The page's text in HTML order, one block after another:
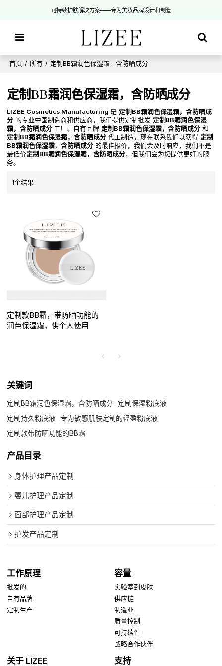
可持续护肤解决方案——专为美妆品牌设计和制造
首页 / 所有 / 定制BB霜润色保湿霜，含防晒成分
定制BB霜润色保湿霜，含防晒成分
LIZEE Cosmetics Manufacturing 是 定制BB霜润色保湿霜，含防晒成
分 的专业中国制造商和供应商，我们提供定制批发 定制BB霜润色保湿
霜，含防晒成分 工厂、自有品牌 定制BB霜润色保湿霜，含防晒成分 和
定制BB霜润色保湿霜，含防晒成分 代工制造，现在联系我们以获得 定制
BB霜润色保湿霜，含防晒成分 的最佳报价，我们会及时响应，我们不是
最低价定制BB霜润色保湿霜，含防晒成分，但我们会为您提供更好的服
务。
1个结果
定制款BB霜，带防晒功能的
润色保湿霜，供个人使用
关键词
定制BB霜润色保湿霜，含防晒成分
定制保湿粉底液
定制持久粉底液
专为敏感肌肤定制的轻盈粉底液
定制款带防晒功能的BB霜
产品目录
身体护理产品定制
婴儿护理产品定制
面部护理产品定制
护发产品定制
工作原理
批发的
自有品牌
定制生产
容量
实验室到皮肤
供应链
制造业
质量控制
可持续性
战略合作伙伴
关于 LIZEE 支持